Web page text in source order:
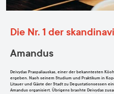
Die Nr. 1 der
Amandus
Deivydas Praspaliauskas, einer der bekanntesten
ergeben. Nach seinem Studium und Praktikum in
Litauer und Gäste der Stadt zu Degustationsessen
Amandus organisiert. Übrigens brachte Deivydas